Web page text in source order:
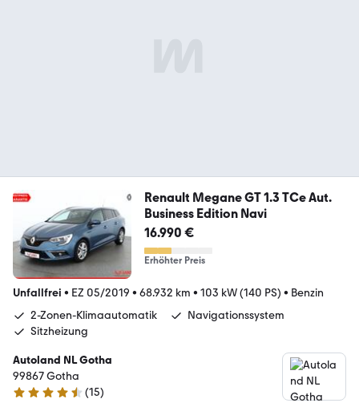
Renault Megane GT 1.3 TCe Aut.
Business Edition Navi
16.990 €
Erhöhter Preis
Unfallfrei • EZ 05/2019 • 68.932 km • 103 kW (140 PS) • Benzin
2-Zonen-Klimaautomatik
Navigationssystem
Sitzheizung
Autoland NL Gotha
99867 Gotha
4.6 Sterne
(15)